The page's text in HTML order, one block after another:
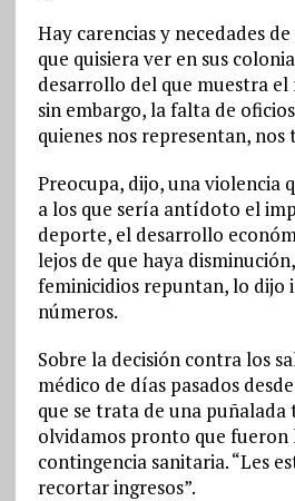
Hay carencias y necedades
que quisiera ver en sus
desarrollo del que muestra
sin embargo, la falta de
quienes nos representan, nos
Preocupa, dijo, una violencia
a los que sería antídoto el
deporte, el desarrollo
lejos de que haya
feminicidios repuntan, lo dijo
números.
Sobre la decisión contra los
médico de días pasados
que se trata de una puñalada
olvidamos pronto que fueron
contingencia sanitaria. “Les
recortar ingresos”.